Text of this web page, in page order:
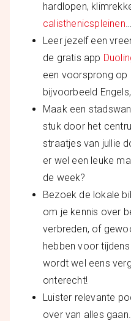
hardlopen,
calisthenicspleinen
Leer jezelf een
de gratis app
een voorsprong
bijvoorbeeld
Maak een
stuk door het
straatjes van jullie
er wel een leuke
de week?
Bezoek de lokale
om je kennis over
verbreden, of
hebben voor
wordt wel eens
onterecht!
Luister relevante
over van alles